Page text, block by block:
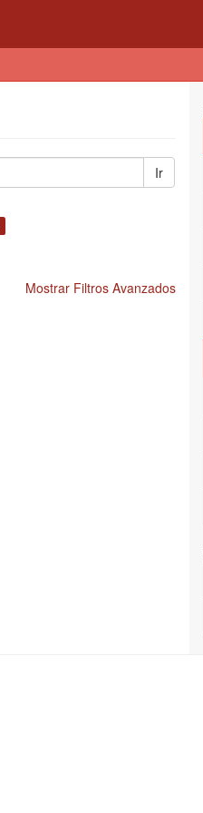
Ir
Mostrar Filtros Avanzados